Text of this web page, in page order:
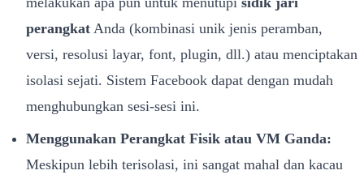
perangkat Anda (kombinasi unik jenis peramban,
versi, resolusi layar, font, plugin, dll.) atau menciptakan
isolasi sejati. Sistem Facebook dapat dengan mudah
menghubungkan sesi-sesi ini.
Menggunakan Perangkat Fisik atau VM Ganda:
Meskipun lebih terisolasi, ini sangat mahal dan kacau